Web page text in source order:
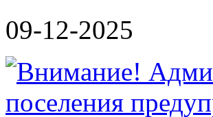
09-12-2025